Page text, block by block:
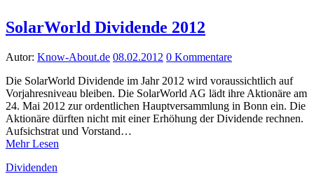
SolarWorld Dividende 2012
Autor: Know-About.de 08.02.2012 0 Kommentare
Die SolarWorld Dividende im Jahr 2012 wird voraussichtlich auf
Vorjahresniveau bleiben. Die SolarWorld AG lädt ihre Aktionäre am
24. Mai 2012 zur ordentlichen Hauptversammlung in Bonn ein. Die
Aktionäre dürften nicht mit einer Erhöhung der Dividende rechnen.
Aufsichstrat und Vorstand…
Mehr Lesen
Dividenden